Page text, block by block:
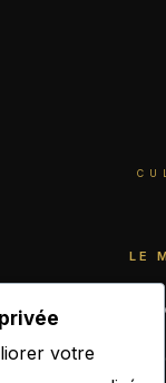
LE
À
La
votre